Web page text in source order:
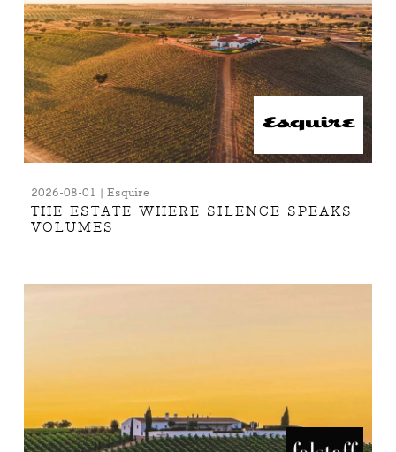
2026-08-01 | Esquire
THE ESTATE WHERE SILENCE SPEAKS
VOLUMES